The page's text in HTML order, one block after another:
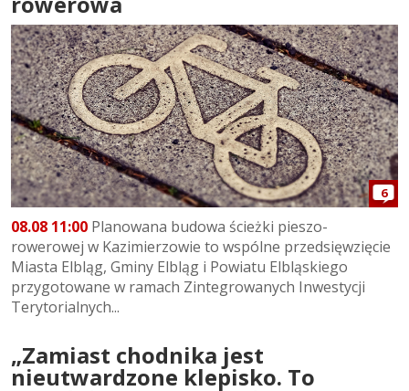
6
08.08 11:00 Planowana budowa ścieżki pieszo-
rowerowej w Kazimierzowie to wspólne przedsięwzięcie
Miasta Elbląg, Gminy Elbląg i Powiatu Elbląskiego
przygotowane w ramach Zintegrowanych Inwestycji
Terytorialnych...
„Zamiast chodnika jest
nieutwardzone klepisko. To